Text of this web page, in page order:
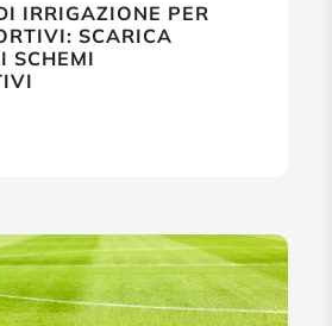
IRRIGAZIONE PER
SCARICA
SCHEMI